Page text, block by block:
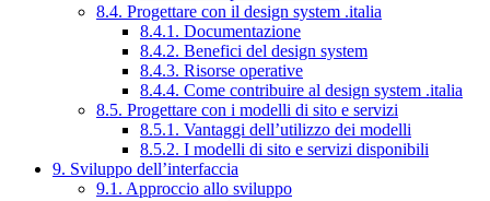
8.4. Progettare con il design system .italia
8.4.1. Documentazione
8.4.2. Benefici del design system
8.4.3. Risorse operative
8.4.4. Come contribuire al design system .italia
8.5. Progettare con i modelli di sito e servizi
8.5.1. Vantaggi dell’utilizzo dei modelli
8.5.2. I modelli di sito e servizi disponibili
9. Sviluppo dell’interfaccia
9.1. Approccio allo sviluppo